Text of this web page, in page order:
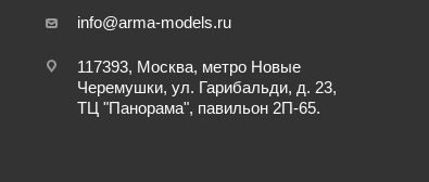
info@arma-models.ru
117393, Москва, метро Новые
Черемушки, ул. Гарибальди, д. 23,
ТЦ "Панорама", павильон 2П-65.